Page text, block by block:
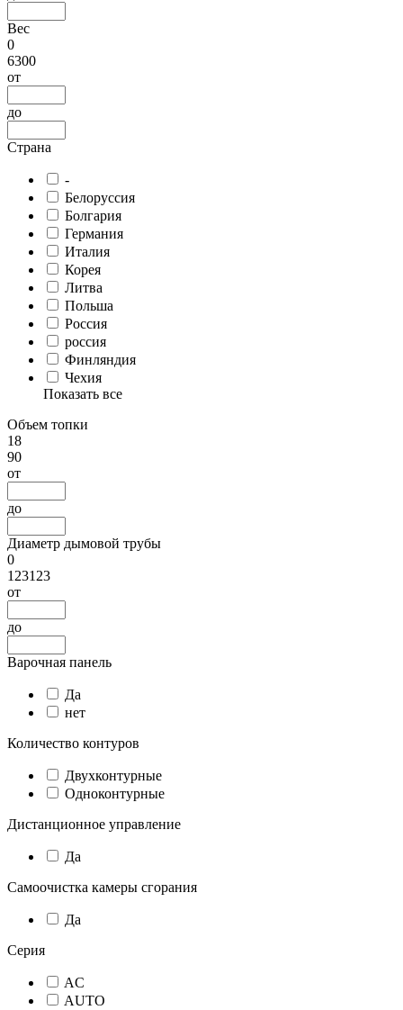
Вес
0
6300
от
до
Страна
-
Белоруссия
Болгария
Германия
Италия
Корея
Литва
Польша
Россия
россия
Финляндия
Чехия
Показать все
Объем топки
18
90
от
до
Диаметр дымовой трубы
0
123123
от
до
Варочная панель
Да
нет
Количество контуров
Двухконтурные
Одноконтурные
Дистанционное управление
Да
Самоочистка камеры сгорания
Да
Серия
AC
AUTO